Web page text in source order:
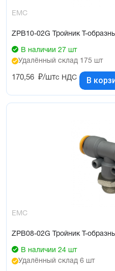
EMC
ZPB10-02G Тройник Т-
В наличии 27 шт
Удалённый склад 175 шт
170,56 ₽/штс НДС В
EMC
ZPB08-02G Тройник Т-
В наличии 24 шт
Удалённый склад 6 шт